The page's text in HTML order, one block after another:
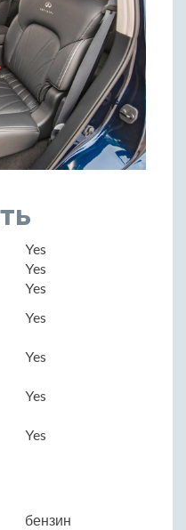
Yes
Yes
Yes
Yes
Yes
Yes
Yes
бензин